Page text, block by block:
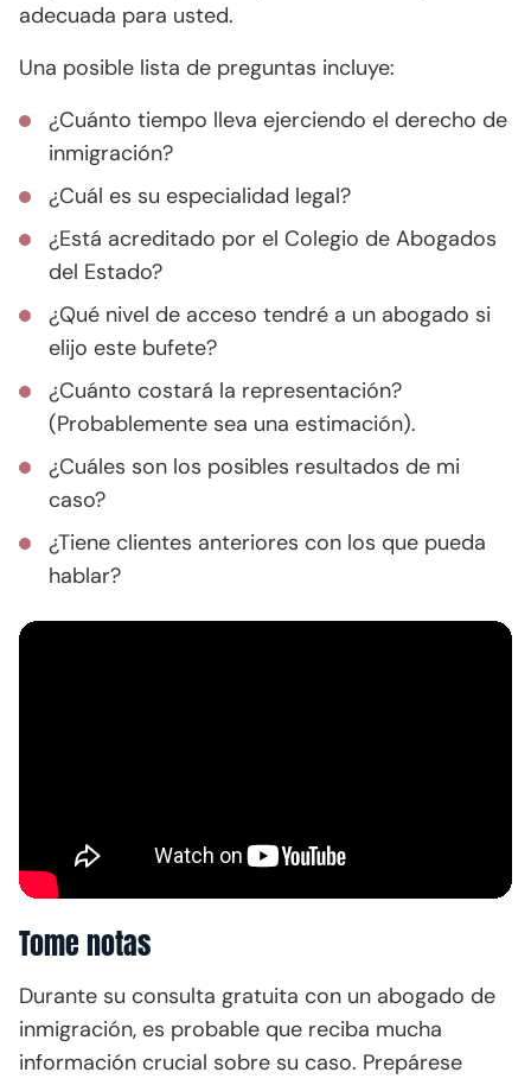
adecuada para usted.
Una posible lista de preguntas incluye:
¿Cuánto tiempo lleva ejerciendo el derecho de
inmigración?
¿Cuál es su especialidad legal?
¿Está acreditado por el Colegio de Abogados
del Estado?
¿Qué nivel de acceso tendré a un abogado si
elijo este bufete?
¿Cuánto costará la representación?
(Probablemente sea una estimación).
¿Cuáles son los posibles resultados de mi
caso?
¿Tiene clientes anteriores con los que pueda
hablar?
Tome notas
Durante su consulta gratuita con un abogado de
inmigración, es probable que reciba mucha
información crucial sobre su caso. Prepárese